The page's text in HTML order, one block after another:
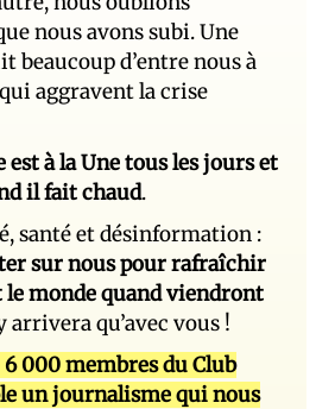
nous avons subi. Une
beaucoup d’entre nous à
aggravent la crise
est à la Une tous les jours et
il fait chaud.
santé et désinformation :
sur nous pour rafraîchir
monde quand viendront
arrivera qu’avec vous !
6 000 membres du Club
un journalisme qui nous